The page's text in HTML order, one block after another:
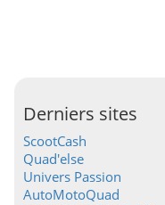
Derniers sites
ScootCash
Quad'else
Univers Passion
AutoMotoQuad